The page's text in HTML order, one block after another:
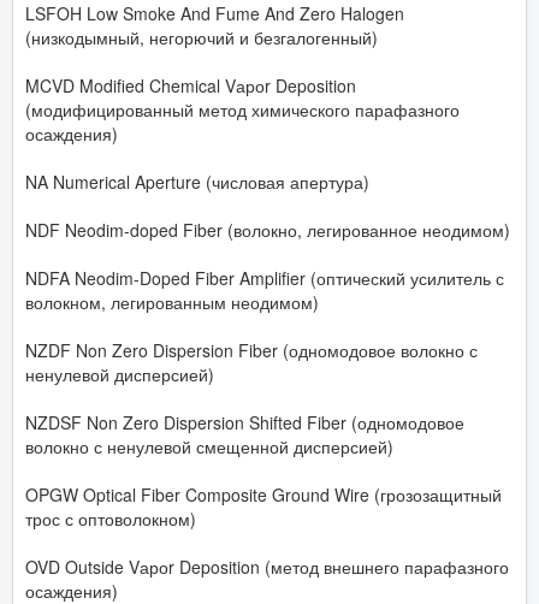
LSFOH Low Smoke And Fume And Zero Halogen
(низкодымный, негорючий и безгалогенный)
MCVD Modified Chemical Vароr Deposition
(модифицированный метод химического парафазного
осаждения)
NA Numerical Aperture (числовая апертура)
NDF Neodim-doped Fiber (волокно, легированное неодимом)
NDFA Neodim-Doped Fiber Amplifier (оптический усилитель с
волокном, легированным неодимом)
NZDF Non Zero Dispersion Fiber (одномодовое волокно с
ненулевой дисперсией)
NZDSF Non Zero Dispersion Shifted Fiber (одномодовое
волокно с ненулевой смещенной дисперсией)
OPGW Optical Fiber Composite Ground Wire (грозозащитный
трос с оптоволокном)
OVD Outside Vароr Deposition (метод внешнего парафазного
осаждения)